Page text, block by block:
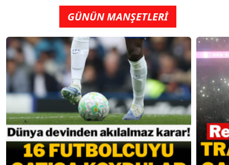
GÜNÜN MANŞETLERİ